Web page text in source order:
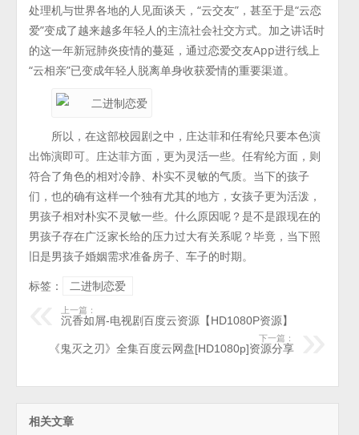
处理机与世界各地的人见面谈天，“云交友”，甚至于是“云恋
爱”变成了越来越多年轻人的主流社会社交方式。加之讲话时
的这一年新冠肺炎疫情的蔓延，通过恋爱交友App进行线上
“云相亲”已变成年轻人脱离单身收获爱情的重要渠道。
所以，在这部校园剧之中，庄达菲和任宥纶只要本色演
出饰演即可。庄达菲方面，更为灵活一些。任宥纶方面，则
符合了角色的相对冷静、朴实不灵敏的气质。当下的孩子
们，也的确有这样一个独有尤其的地方，女孩子更为活泼，
男孩子相对朴实不灵敏一些。什么原因呢？是不是跟现在的
男孩子存在广泛家长给的压力过大有关系呢？毕竟，当下照
旧是男孩子婚姻需求准备房子、车子的时期。
标签：
二进制恋爱
上一篇：
沉香如屑-电视剧百度云资源【HD1080P资源】
下一篇：
《鬼灭之刃》全集百度云网盘[HD1080p]资源分享
相关文章